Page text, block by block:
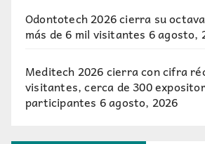
Odontotech 2026 cierra su
más de 6 mil visitantes 6 agosto,
Meditech 2026 cierra con cifra
visitantes, cerca de 300
participantes 6 agosto, 2026